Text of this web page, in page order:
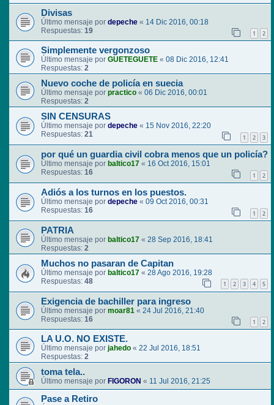
Divisas
Último mensaje por depeche « 14 Dic 2016, 00:18
Respuestas: 19 1 2
Simplemente vergonzoso
Último mensaje por GUETEGUETE « 08 Dic 2016, 12:41
Respuestas: 2
Nuevo coche de policía en suecia
Último mensaje por practico « 06 Dic 2016, 00:01
Respuestas: 2
SIN CENSURAS
Último mensaje por depeche « 15 Nov 2016, 22:20
Respuestas: 21 1 2 3
por qué un guardia civil cobra menos que un policía?
Último mensaje por baltico17 « 16 Oct 2016, 15:01
Respuestas: 16 1 2
Adiós a los turnos en los puestos.
Último mensaje por depeche « 09 Oct 2016, 00:31
Respuestas: 16 1 2
PATRIA
Último mensaje por baltico17 « 28 Sep 2016, 18:41
Respuestas: 2
Muchos no pasaran de Capitan
Último mensaje por baltico17 « 28 Ago 2016, 19:28
Respuestas: 48 1 2 3 4 5
Exigencia de bachiller para ingreso
Último mensaje por moar81 « 24 Jul 2016, 21:40
Respuestas: 16 1 2
LA U.O. NO EXISTE.
Último mensaje por jahedo « 22 Jul 2016, 18:51
Respuestas: 2
toma tela..
Último mensaje por FIGORON « 11 Jul 2016, 21:25
Pase a Retiro